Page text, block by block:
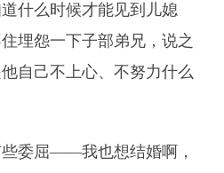
什么时候才能见到儿媳
埋怨一下子部弟兄，说之
自己不上心、不努力什么
委屈——我也想结婚啊，